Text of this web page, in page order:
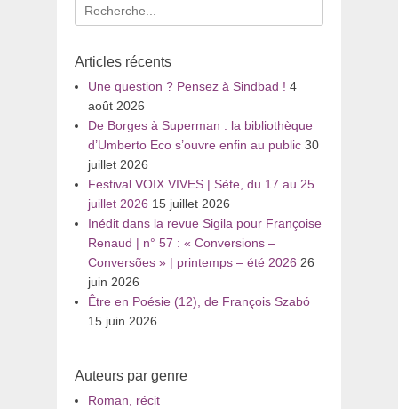
Recherche
pour
Articles récents
Une question ? Pensez à Sindbad ! 4
août 2026
De Borges à Superman : la bibliothèque
d’Umberto Eco s’ouvre enfin au public 30
juillet 2026
Festival VOIX VIVES | Sète, du 17 au 25
juillet 2026 15 juillet 2026
Inédit dans la revue Sigila pour Françoise
Renaud | n° 57 : « Conversions –
Conversões » | printemps – été 2026 26
juin 2026
Être en Poésie (12), de François Szabó
15 juin 2026
Auteurs par genre
Roman, récit